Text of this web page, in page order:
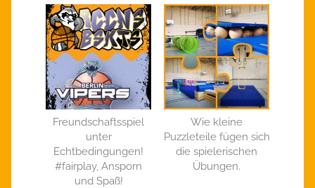
Freundschaftsspiel
unter
Echtbedingungen!
#fairplay, Ansporn
und Spaß!
Wie kleine
Puzzleteile fügen sich
die spielerischen
Übungen.